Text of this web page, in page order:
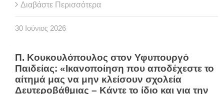
Διαβάστε Περισσότερα
30 Ιούνιος 2026
Π. Κουκουλόπουλος στον Υφυπουργό
Παιδείας: «Ικανοποίηση που αποδέχεστε το
αίτημά μας να μην κλείσουν σχολεία
Δευτεροβάθμιας – Κάντε το ίδιο και για την